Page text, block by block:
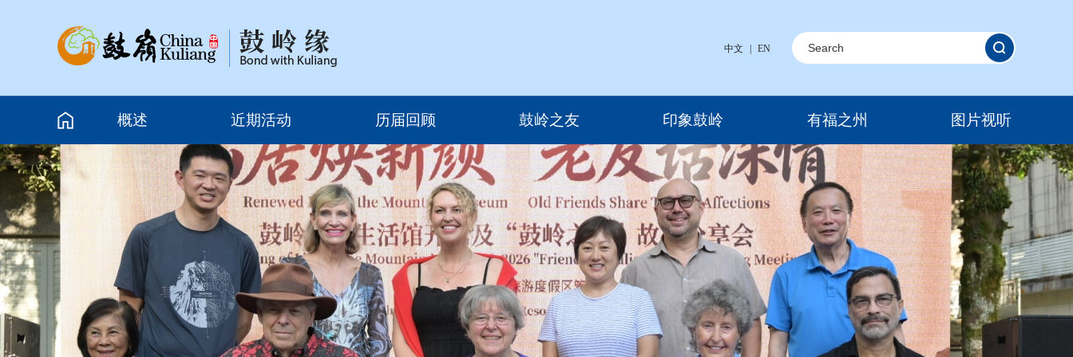
中文 EN
概述 近期活动 历届回顾 鼓岭之友 印象鼓岭 有福之州 图片视听